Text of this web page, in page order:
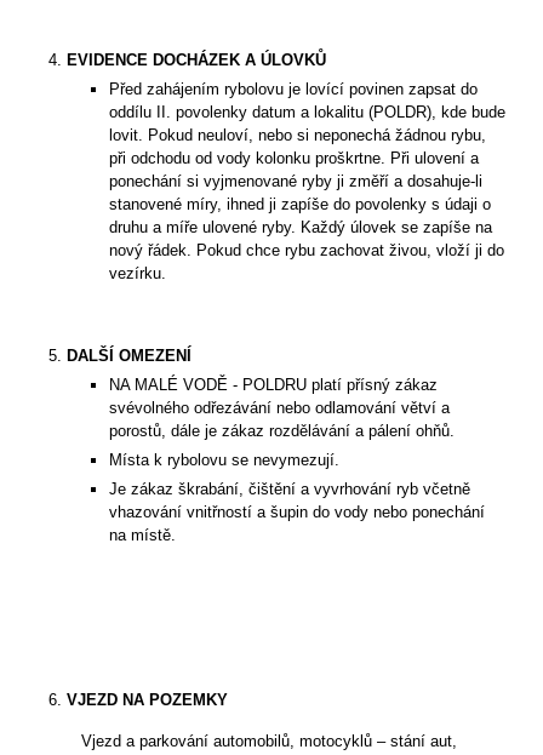
EVIDENCE DOCHÁZEK A ÚLOVKŮ
Před zahájením rybolovu je lovící povinen zapsat do
oddílu II. povolenky datum a lokalitu (POLDR), kde bude
lovit. Pokud neuloví, nebo si neponechá žádnou rybu,
při odchodu od vody kolonku proškrtne. Při ulovení a
ponechání si vyjmenované ryby ji změří a dosahuje-li
stanovené míry, ihned ji zapíše do povolenky s údaji o
druhu a míře ulovené ryby. Každý úlovek se zapíše na
nový řádek. Pokud chce rybu zachovat živou, vloží ji do
vezírku.
DALŠÍ OMEZENÍ
NA MALÉ VODĚ - POLDRU platí přísný zákaz
svévolného odřezávání nebo odlamování větví a
porostů, dále je zákaz rozdělávání a pálení ohňů.
Místa k rybolovu se nevymezují.
Je zákaz škrabání, čištění a vyvrhování ryb včetně
vhazování vnitřností a šupin do vody nebo ponechání
na místě.
VJEZD NA POZEMKY
Vjezd a parkování automobilů, motocyklů – stání aut,